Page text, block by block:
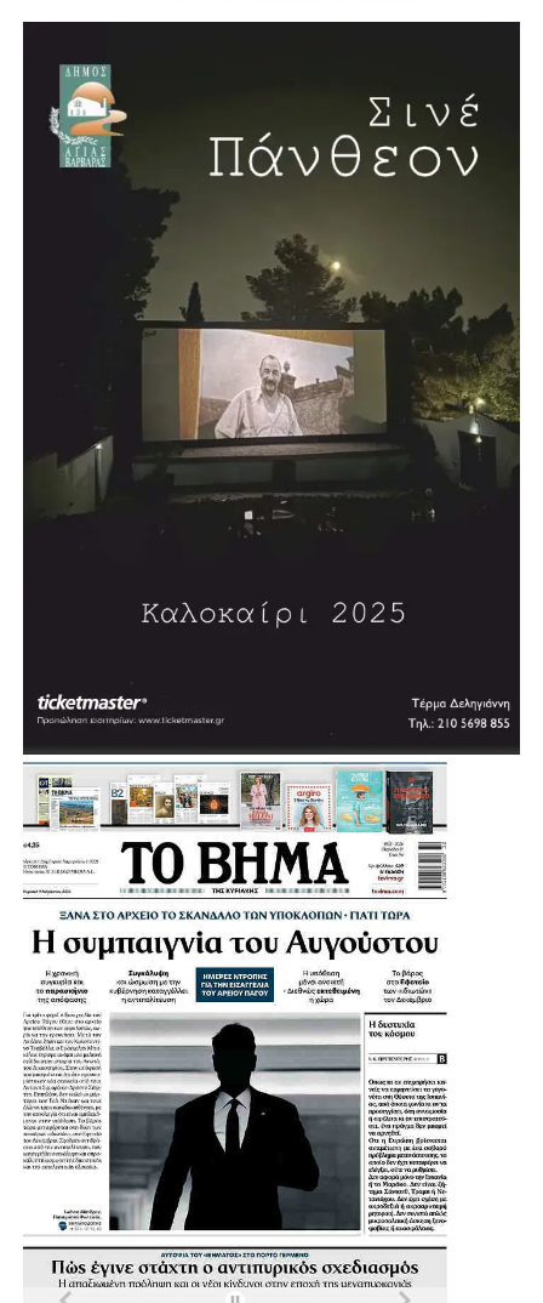
Η συνέντευξη έκλεισε με μία ιδιαίτερα θετική είδηση για
την πόλη. Ο Λάμπρος Μίχος επιβεβαίωσε ότι προχωρά η
δημιουργία νέου κλειστού κολυμβητηρίου στην Αγία
Βαρβάρα, με πισίνα μήκους 25 μέτρων. Το έργο, όπως
ανέφερε, προωθείται σε συνεργασία με την Περιφέρεια και
πρόκειται να κατασκευαστεί σε χώρο χαρακτηρισμένο για
αθλητικές εγκαταστάσεις.
Σύμφωνα με τον σχεδιασμό, η διαδικασία δημοπράτησης
αναμένεται να ξεκινήσει μέσα στη χρονιά, με τον δήμαρχο
πόλη θα διαθέτει ένα σύγχρονο κλειστό κολυμβητήριο.
«Θέλουμε πολύ να το υποστηρίξουμε αυτό και να
δώσουμε μία διέξοδο», σημείωσε, εξηγώντας ότι σήμερα
πολλοί κάτοικοι και παιδιά της Αγίας Βαρβάρας
αναγκάζονται να χρησιμοποιούν κολυμβητήρια γειτονικών
Δήμων.
Μια παρέμβαση που έρχεται να ενισχύσει ακόμη
περισσότερο τις αθλητικές υποδομές της Αγίας Βαρβάρας
και να δώσει νέες δυνατότητες άθλησης στα παιδιά, στους
συλλόγους και συνολικά στους κατοίκους της πόλης.
Η Συνέντευξη του Δημάρχου Αγίας Βαρβάρας: